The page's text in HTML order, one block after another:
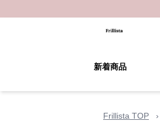
新着商品
Frillista TOP ›